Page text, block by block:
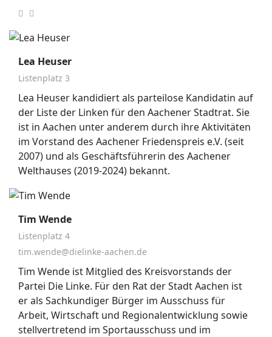
Lea Heuser
Listenplatz 3
Lea Heuser kandidiert als parteilose Kandidatin auf
der Liste der Linken für den Aachener Stadtrat. Sie
ist in Aachen unter anderem durch ihre Aktivitäten
im Vorstand des Aachener Friedenspreis e.V. (seit
2007) und als Geschäftsführerin des Aachener
Welthauses (2019-2024) bekannt.
Tim Wende
Listenplatz 4
tim.wende@dielinke-aachen.de
Tim Wende ist Mitglied des Kreisvorstands der
Partei Die Linke. Für den Rat der Stadt Aachen ist
er als Sachkundiger Bürger im Ausschuss für
Arbeit, Wirtschaft und Regionalentwicklung sowie
stellvertretend im Sportausschuss und im